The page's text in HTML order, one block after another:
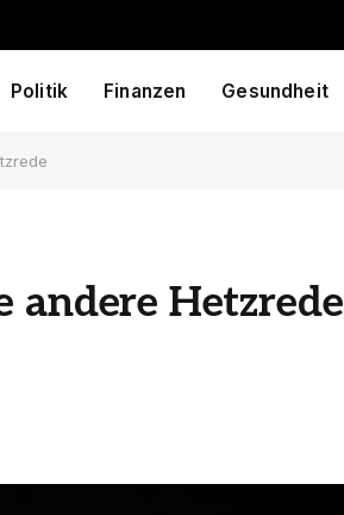
Politik Finanzen Gesundheit
andere Hetzrede